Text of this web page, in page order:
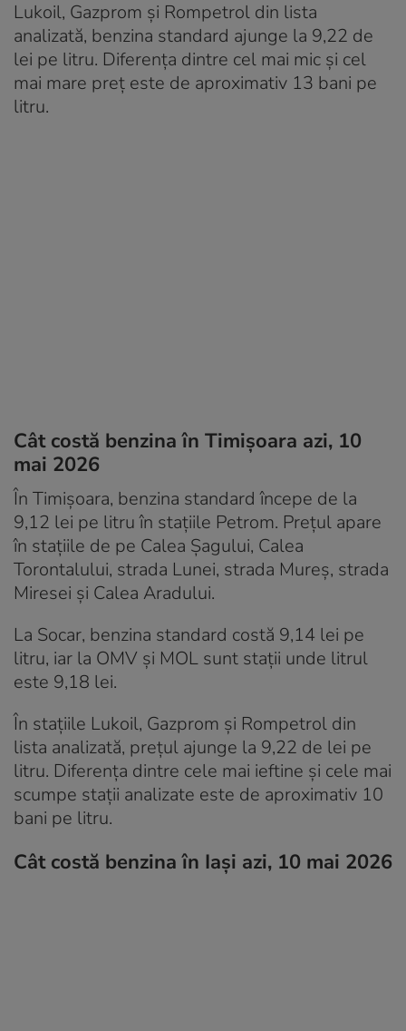
Lukoil, Gazprom și Rompetrol din lista
analizată, benzina standard ajunge la 9,22 de
lei pe litru. Diferența dintre cel mai mic și cel
mai mare preț este de aproximativ 13 bani pe
litru.
Cât costă benzina în Timișoara azi, 10
mai 2026
În Timișoara, benzina standard începe de la
9,12 lei pe litru în stațiile Petrom. Prețul apare
în stațiile de pe Calea Șagului, Calea
Torontalului, strada Lunei, strada Mureș, strada
Miresei și Calea Aradului.
La Socar, benzina standard costă 9,14 lei pe
litru, iar la OMV și MOL sunt stații unde litrul
este 9,18 lei.
În stațiile Lukoil, Gazprom și Rompetrol din
lista analizată, prețul ajunge la 9,22 de lei pe
litru. Diferența dintre cele mai ieftine și cele mai
scumpe stații analizate este de aproximativ 10
bani pe litru.
Cât costă benzina în Iași azi, 10 mai 2026